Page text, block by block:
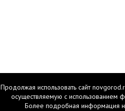
Продолжая использовать сайт
осуществляемую с использованием
Более подробная информация